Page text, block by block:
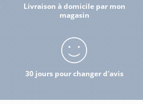
Livraison à domicile par mon
magasin
30 jours pour changer d'avis